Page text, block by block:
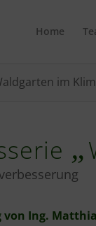
Home
im
„
von Ing.